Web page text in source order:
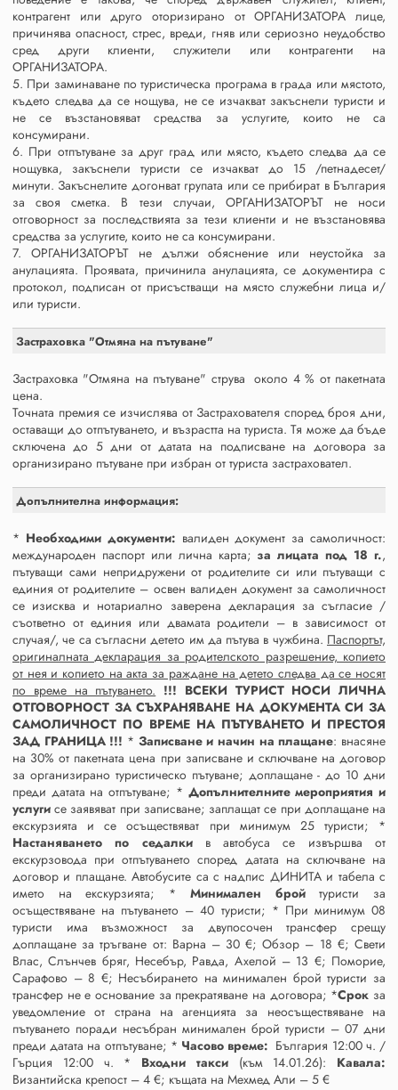
контрагент или друго оторизирано от ОРГАНИЗАТОРА лице,
причинява опасност, стрес, вреди, гняв или сериозно неудобство
сред други клиенти, служители или контрагенти на
ОРГАНИЗАТОРА.
5. При заминаване по туристическа програма в града или мястото,
където следва да се нощува, не се изчакват закъснели туристи и
не се възстановяват средства за услугите, които не са
консумирани.
6. При отпътуване за друг град или място, където следва да се
нощувка, закъснели туристи се изчакват до 15 /петнадесет/
минути. Закъснелите догонват групата или се прибират в България
за своя сметка. В тези случаи, ОРГАНИЗАТОРЪТ не носи
отговорност за последствията за тези клиенти и не възстановява
средства за услугите, които не са консумирани.
7. ОРГАНИЗАТОРЪТ не дължи обяснение или неустойка за
анулацията. Проявата, причинила анулацията, се документира с
протокол, подписан от присъстващи на място служебни лица и/
или туристи.
Застраховка "Отмяна на пътуване"
Застраховка "Отмяна на пътуване" струва около 4 % от пакетната
цена.
Точната премия се изчислява от Застрахователя според броя дни,
оставащи до отпътуването, и възрастта на туриста. Тя може да бъде
сключена до 5 дни от датата на подписване на договора за
организирано пътуване при избран от туриста застраховател.
Допълнителна информация:
* Необходими документи: валиден документ за самоличност:
международен паспорт или лична карта; за лицата под 18 г.,
пътуващи сами непридружени от родителите си или пътуващи с
единия от родителите – освен валиден документ за самоличност
се изисква и нотариално заверена декларация за съгласие /
съответно от единия или двамата родители – в зависимост от
случая/, че са съгласни детето им да пътува в чужбина. Паспортът,
оригиналната декларация за родителското разрешение, копието
от нея и копието на акта за раждане на детето следва да се носят
по време на пътуването. !!! ВСЕКИ ТУРИСТ НОСИ ЛИЧНА
ОТГОВОРНОСТ ЗА СЪХРАНЯВАНЕ НА ДОКУМЕНТА СИ ЗА
САМОЛИЧНОСТ ПО ВРЕМЕ НА ПЪТУВАНЕТО И ПРЕСТОЯ
ЗАД ГРАНИЦА !!! * Записване и начин на плащане: внасяне
на 30% от пакетната цена при записване и сключване на договор
за организирано туристическо пътуване; доплащане - до 10 дни
преди датата на отпътуване; * Допълнителните мероприятия и
услуги се заявяват при записване; заплащат се при доплащане на
екскурзията и се осъществяват при минимум 25 туристи; *
Настаняването по седалкив автобуса се извършва от
екскурзовода при отпътуването според датата на сключване на
договор и плащане. Автобусите са с надпис ДИНИТА и табела с
името на екскурзията; * Минимален бройтуристи за
осъществяване на пътуването – 40 туристи; * При минимум 08
туристи има възможност за двупосочен трансфер срещу
доплащане за тръгване от: Варна – 30 €; Обзор – 18 €; Свети
Влас, Слънчев бряг, Несебър, Равда, Ахелой – 13 €; Поморие,
Сарафово – 8 €; Несъбирането на минимален брой туристи за
трансфер не е основание за прекратяване на договора; *Срок за
уведомление от страна на агенцията за неосъществяване на
пътуването поради несъбран минимален брой туристи – 07 дни
преди датата на отпътуване; * Часово време: България 12:00 ч. /
Гърция 12:00 ч. * Входни такси(към 14.01.26): Кавала:
Византийска крепост – 4 €; къщата на Мехмед Али – 5 €